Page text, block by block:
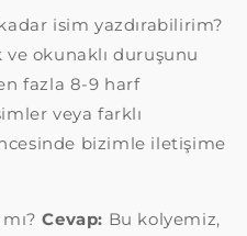
isim yazdırabilirim?
ve okunaklı duruşunu
fazla 8-9 harf
veya farklı
bizimle iletişime
mı?Cevap: Bu kolyemiz,